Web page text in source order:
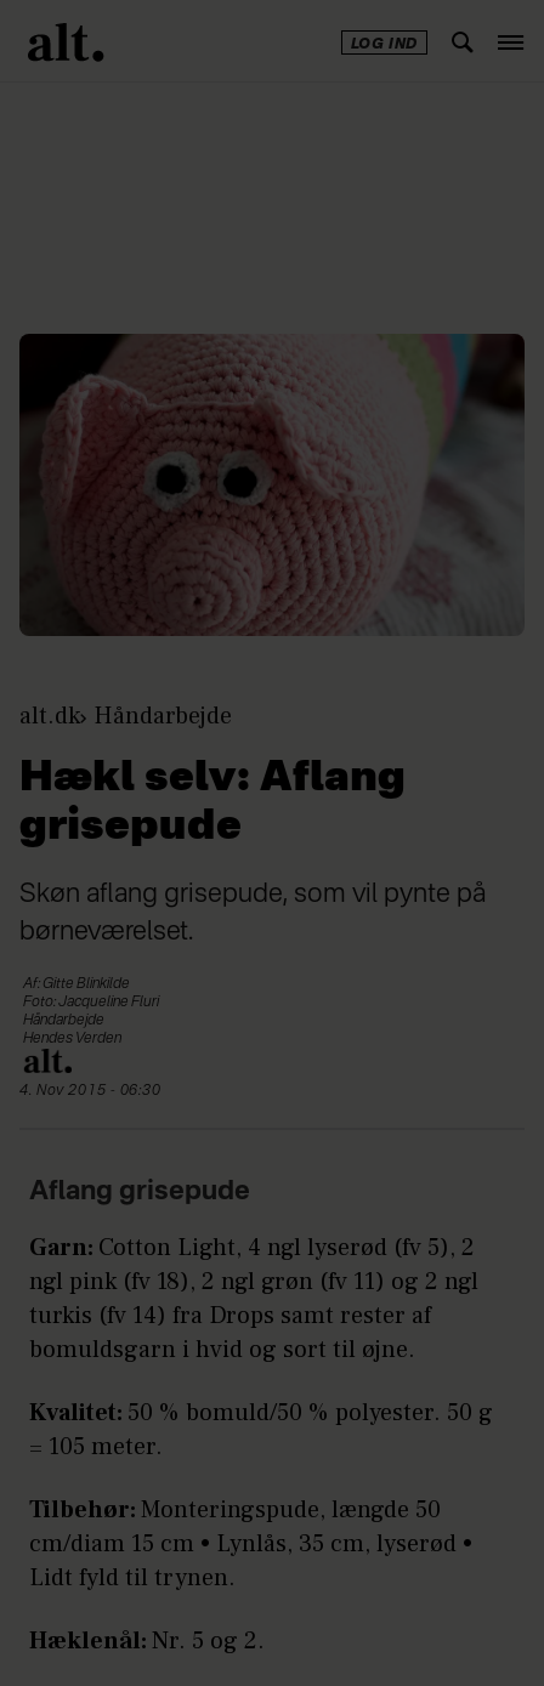
LOG IND
alt.dk Håndarbejde
Hækl selv: Aflang
grisepude
Skøn aflang grisepude, som vil pynte på
børneværelset.
Af: Gitte Blinkilde
Foto: Jacqueline Fluri
Håndarbejde
Hendes Verden
4. Nov 2015 - 06:30
Aflang grisepude
Garn: Cotton Light, 4 ngl lyserød (fv 5), 2
ngl pink (fv 18), 2 ngl grøn (fv 11) og 2 ngl
turkis (fv 14) fra Drops samt rester af
bomuldsgarn i hvid og sort til øjne.
Kvalitet: 50 % bomuld/50 % polyester. 50 g
= 105 meter.
Tilbehør: Monteringspude, længde 50
cm/diam 15 cm • Lynlås, 35 cm, lyserød •
Lidt fyld til trynen.
Hæklenål:Nr. 5 og 2.